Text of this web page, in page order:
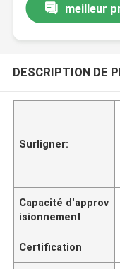
meilleur
DESCRIPTION DE
Surligner:
Capacité d'approv
isionnement
Certification